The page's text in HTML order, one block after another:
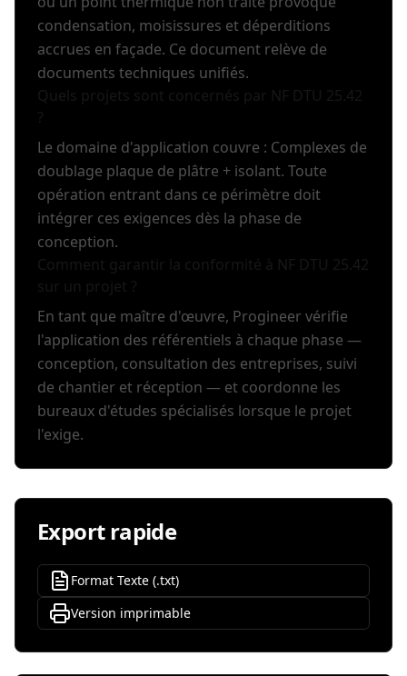
condensation, moisissures et déperditions
accrues en façade. Ce document relève de
documents techniques unifiés.
Le domaine d'application couvre : Complexes de
doublage plaque de plâtre + isolant. Toute
opération entrant dans ce périmètre doit
intégrer ces exigences dès la phase de
conception.
En tant que maître d'œuvre, Progineer vérifie
l'application des référentiels à chaque phase —
conception, consultation des entreprises, suivi
de chantier et réception — et coordonne les
bureaux d'études spécialisés lorsque le projet
l'exige.
Export rapide
Format Texte (.txt)
Version imprimable